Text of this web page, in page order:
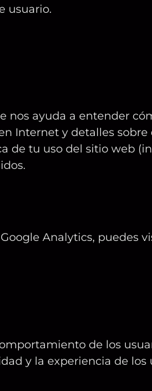
usuario.
nos ayuda a entender
Internet y detalles
de tu uso del sitio web
Analytics, puedes
de los
y la experiencia de